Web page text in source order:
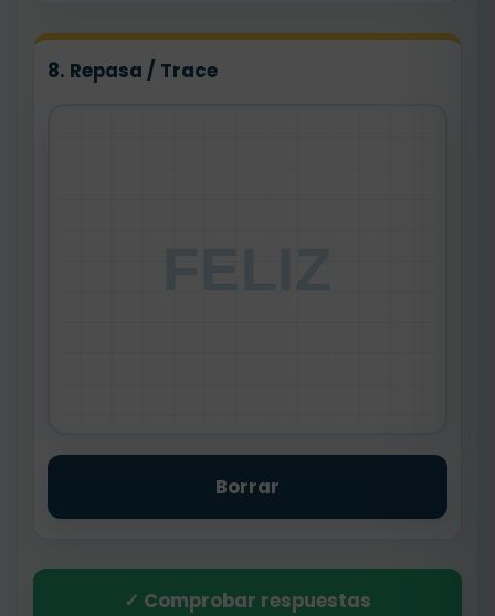
8. Repasa / Trace
Borrar
✓ Comprobar respuestas